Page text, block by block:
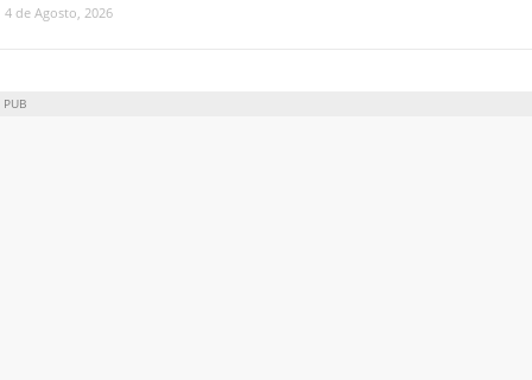
4 de Agosto, 2026
PUB